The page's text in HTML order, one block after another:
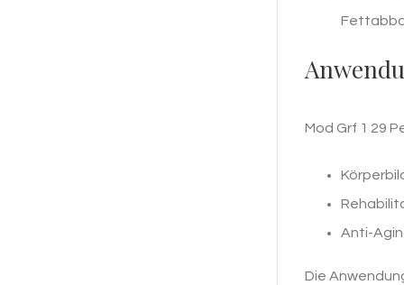
Mod Grf 1 29
Anti-
Die